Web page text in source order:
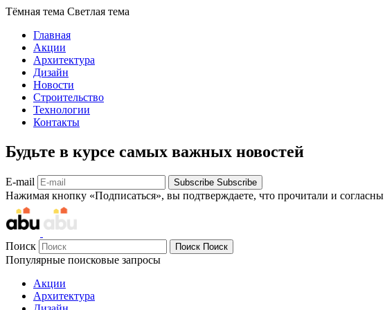
Тёмная тема Светлая тема
Главная
Акции
Архитектура
Дизайн
Новости
Строительство
Технологии
Контакты
Будьте в курсе самых важных новостей
E-mail Subscribe Subscribe
Нажимая кнопку «Подписаться», вы подтверждаете, что прочитали и
Поиск Поиск Поиск
Популярные поисковые запросы
Акции
Архитектура